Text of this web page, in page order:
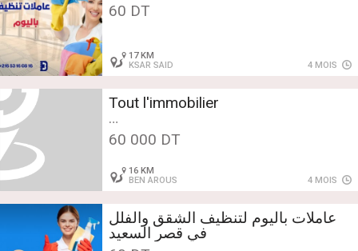
60 DT
17 KM
KSAR SAID
4 MOIS
Tout l'immobilier
Vente - Terrains et Fermes - Ben
Arous
Terrain à Sidi Fraj Mhamdia
60 000 DT
16 KM
BEN AROUS
4 MOIS
عاملات باليوم لتنظيف الشقق والفلل
في قصر السعيد